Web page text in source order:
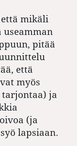
mikäli
useamman
pitää
että
myös
tarjontaa) ja
(ja
lapsiaan.